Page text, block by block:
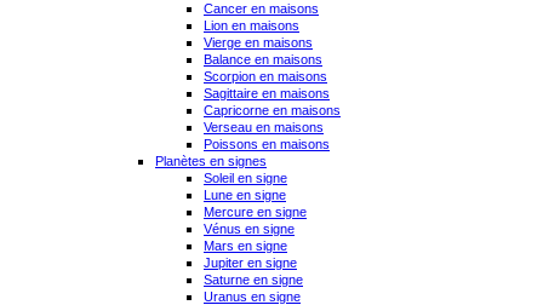
Cancer en maisons
Lion en maisons
Vierge en maisons
Balance en maisons
Scorpion en maisons
Sagittaire en maisons
Capricorne en maisons
Verseau en maisons
Poissons en maisons
Planètes en signes
Soleil en signe
Lune en signe
Mercure en signe
Vénus en signe
Mars en signe
Jupiter en signe
Saturne en signe
Uranus en signe